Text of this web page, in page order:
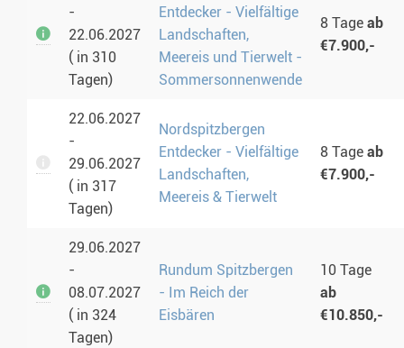
-
22.06.2027
( in 310
Tagen)
Entdecker - Vielfältige
Landschaften,
Meereis und Tierwelt -
Sommersonnenwende
8 Tage ab
€7.900,-
22.06.2027
-
29.06.2027
( in 317
Tagen)
Nordspitzbergen
Entdecker - Vielfältige
Landschaften,
Meereis & Tierwelt
8 Tage ab
€7.900,-
29.06.2027
-
08.07.2027
( in 324
Tagen)
Rundum Spitzbergen
- Im Reich der
Eisbären
10 Tage
ab
€10.850,-